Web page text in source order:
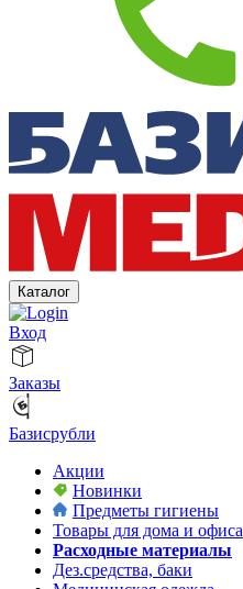
Каталог
Вход
Заказы
Базисрубли
Акции
Новинки
Предметы гигиены
Товары для дома и офиса
Расходные материалы
Дез.средства, баки